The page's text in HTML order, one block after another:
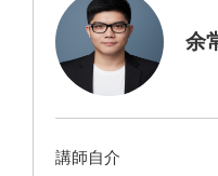
余
講師自介